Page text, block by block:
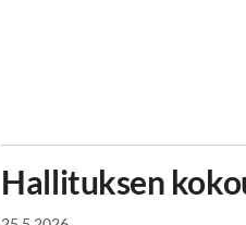
Hallituksen